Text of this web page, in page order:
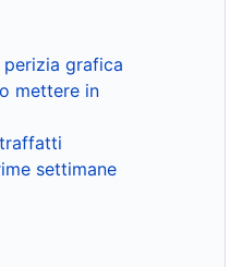
grafica
mettere in
settimane